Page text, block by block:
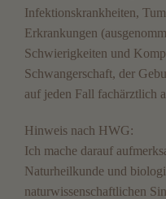
Infektionskrankheiten,
Erkrankungen
Schwierigkeiten und
Schwangerschaft, der
auf jeden Fall fachärztlich
Hinweis nach HWG:
Ich mache darauf
Naturheilkunde und
naturwissenschaftlichen